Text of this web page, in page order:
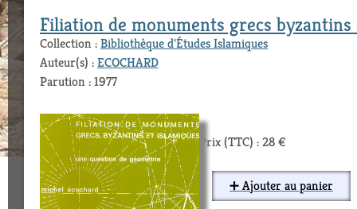
Filiation de monuments grecs
Collection :Bibliothèque d'Études Islamiques
Auteur(s) :ECOCHARD
Parution : 1977
Prix (TTC) : 28 €
➕ Ajouter au panier